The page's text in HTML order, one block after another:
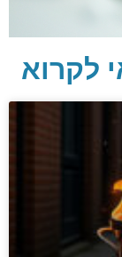
לקרוא